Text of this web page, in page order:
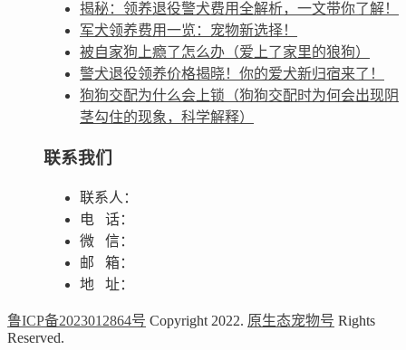
揭秘：领养退役警犬费用全解析，一文带你了解！
军犬领养费用一览：宠物新选择！
被自家狗上瘾了怎么办（爱上了家里的狼狗）
警犬退役领养价格揭晓！你的爱犬新归宿来了！
狗狗交配为什么会上锁（狗狗交配时为何会出现阴
茎勾住的现象，科学解释）
联系我们
联系人：
电 话：
微 信：
邮 箱：
地 址：
鲁ICP备2023012864号 Copyright 2022. 原生态宠物号 Rights
Reserved.